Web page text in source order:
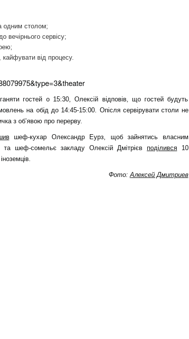
одним столом;
вечірнього сервісу;
кайфувати від процесу.
гостей о 15:30, Олексій відповів, що гостей будуть
на обід до 14:45-15:00. Опісля сервірувати столи не
з об’явою про перерву.
шеф-кухар Олександр Еурз, щоб зайнятись власним
шеф-сомельє закладу Олексій Дмітрієв поділився10
Фото:Алексей Дмитриев